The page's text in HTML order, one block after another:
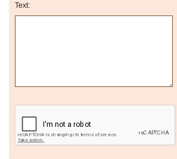
Text: